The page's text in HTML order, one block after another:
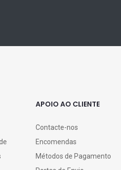
APOIO AO CLIENTE
Contacte-nos
Encomendas
Métodos de Pagamento